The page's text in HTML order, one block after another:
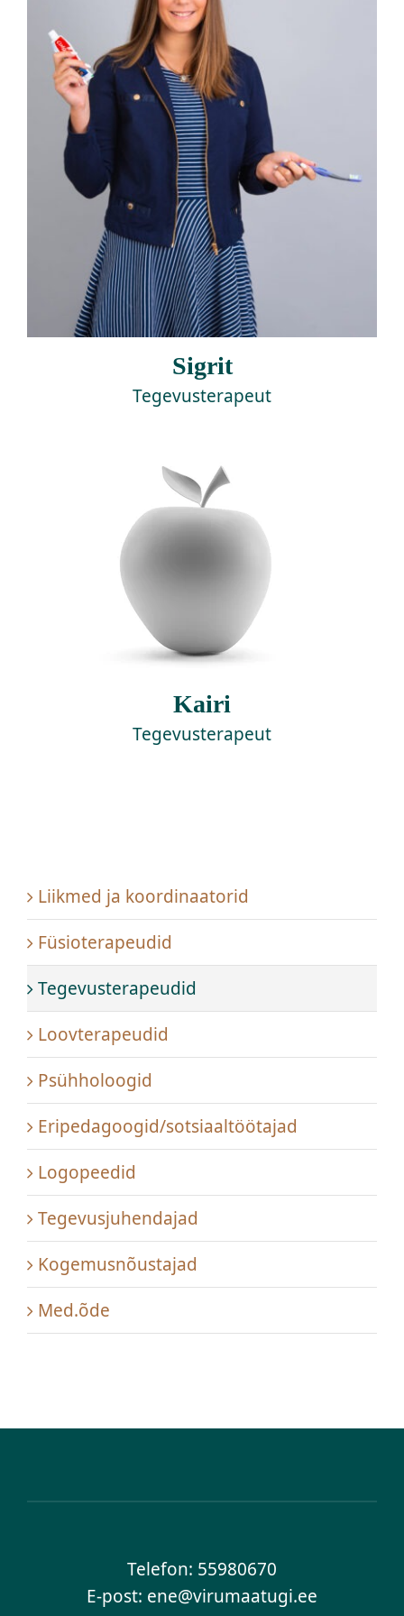
Kontakt
OÜ Virumaa Tugiteenused
Sigrit
Tegevusterapeut
Kairi
Tegevusterapeut
Liikmed ja koordinaatorid
Füsioterapeudid
Tegevusterapeudid
Loovterapeudid
Psühholoogid
Eripedagoogid/sotsiaaltöötajad
Logopeedid
Tegevusjuhendajad
Kogemusnõustajad
Med.õde
Telefon: 55980670
E-post: ene@virumaatugi.ee